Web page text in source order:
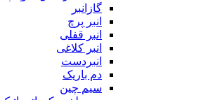
گازانبر
انبر پرچ
انبر قفلی
انبر کلاغی
انبردست
دم باریک
سیم چین